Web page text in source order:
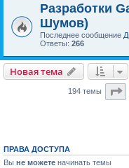
Разработки
Шумов)
Последнее сообщение
Ответы: 266
Новая тема
194 темы
ПРАВА ДОСТУПА
Вы не можете начинать темы